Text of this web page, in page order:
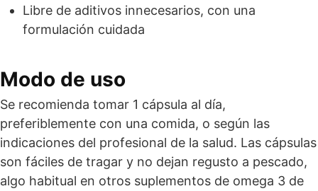
Libre de aditivos innecesarios, con una
formulación cuidada
Modo de uso
Se recomienda tomar 1 cápsula al día,
preferiblemente con una comida, o según las
indicaciones del profesional de la salud. Las cápsulas
son fáciles de tragar y no dejan regusto a pescado,
algo habitual en otros suplementos de omega 3 de